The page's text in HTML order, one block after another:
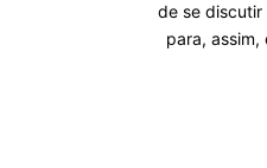
de se discutir
para, assim,